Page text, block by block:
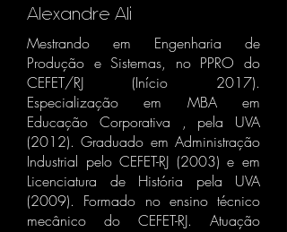
Alexandre Ali
Mestrando em Engenharia de
Produção e Sistemas, no PPRO do
CEFET/RJ (Início 2017).
Especialização em MBA em
Educação Corporativa , pela UVA
(2012). Graduado em Administração
Industrial pelo CEFET-RJ (2003) e em
Licenciatura de História pela UVA
(2009). Formado no ensino técnico
mecânico do CEFET-RJ. Atuação